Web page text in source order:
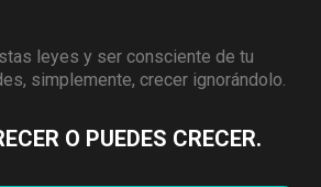
leyes y ser consciente de tu
simplemente, crecer ignorándolo.
O PUEDES CRECER.